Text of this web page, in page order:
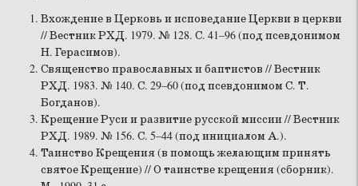
Вхождение в Церковь и исповедание Церкви в церкви
// Вестник РХД. 1979. № 128. С. 41–96 (под псевдонимом
Н. Герасимов).
Священство православных и баптистов // Вестник
РХД. 1983. № 140. С. 29–60 (под псевдонимом С. Т.
Богданов).
Крещение Руси и развитие русской миссии // Вестник
РХД. 1989. № 156. С. 5–44 (под инициалом А.).
Таинство Крещения (в помощь желающим принять
святое Крещение) // О таинстве крещения (сборник).